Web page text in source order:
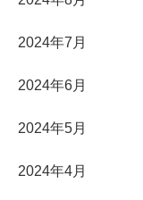
2024年7月
2024年6月
2024年5月
2024年4月